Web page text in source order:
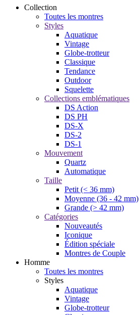
Collection
Toutes les montres
Styles
Aquatique
Vintage
Globe-trotteur
Classique
Tendance
Outdoor
Squelette
Collections emblématiques
DS Action
DS PH
DS-X
DS-2
DS-1
Mouvement
Quartz
Automatique
Taille
Petit (< 36 mm)
Moyenne (36 - 42 mm)
Grande (> 42 mm)
Catégories
Nouveautés
Iconique
Édition spéciale
Montres de Couple
Homme
Toutes les montres
Styles
Aquatique
Vintage
Globe-trotteur